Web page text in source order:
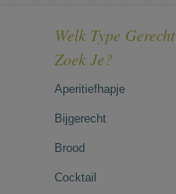
Welk Type Gerecht
Zoek Je?
Aperitiefhapje
Bijgerecht
Brood
Cocktail